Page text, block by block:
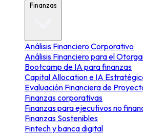
Finanzas
Análisis Financiero Corporativo
Análisis Financiero para el
Bootcamp de IA para finanzas
Capital Allocation e IA
Evaluación Financiera de
Finanzas corporativas
Finanzas para ejecutivos no
Finanzas Sostenibles
Fintech y banca digital